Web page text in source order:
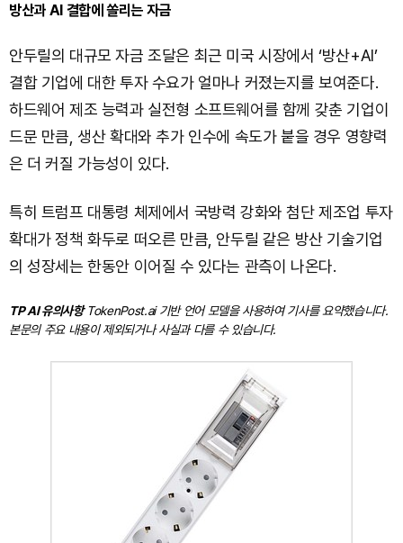
방산과 AI 결합에 쏠리는 자금
안두릴의 대규모 자금 조달은 최근 미국 시장에서 ‘방산+AI’
결합 기업에 대한 투자 수요가 얼마나 커졌는지를 보여준다.
하드웨어 제조 능력과 실전형 소프트웨어를 함께 갖춘 기업이
드문 만큼, 생산 확대와 추가 인수에 속도가 붙을 경우 영향력
은 더 커질 가능성이 있다.
특히 트럼프 대통령 체제에서 국방력 강화와 첨단 제조업 투자
확대가 정책 화두로 떠오른 만큼, 안두릴 같은 방산 기술기업
의 성장세는 한동안 이어질 수 있다는 관측이 나온다.
TP AI 유의사항TokenPost.ai 기반 언어 모델을 사용하여 기사를 요약했습니다.
본문의 주요 내용이 제외되거나 사실과 다를 수 있습니다.